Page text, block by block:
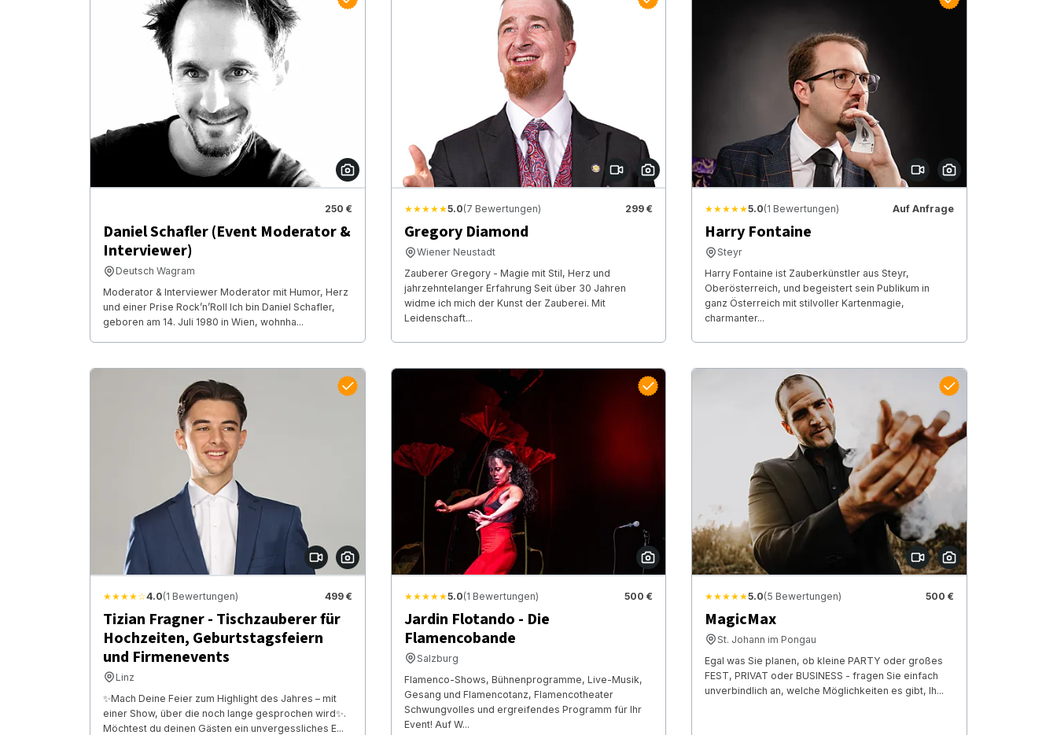
250 €
Daniel Schafler (Event Moderator &
Interviewer)
Deutsch Wagram
Moderator & Interviewer Moderator mit Humor, Herz
und einer Prise Rock’n’Roll Ich bin Daniel Schafler,
geboren am 14. Juli 1980 in Wien, wohnha...
★★★★★5.0(7 Bewertungen) 299 €
Gregory Diamond
Wiener Neustadt
Zauberer Gregory - Magie mit Stil, Herz und
jahrzehntelanger Erfahrung Seit über 30 Jahren
widme ich mich der Kunst der Zauberei. Mit
Leidenschaft...
★★★★★5.0(1 Bewertungen) Auf Anfrage
Harry Fontaine
Steyr
Harry Fontaine ist Zauberkünstler aus Steyr,
Oberösterreich, und begeistert sein Publikum in
ganz Österreich mit stilvoller Kartenmagie,
charmanter...
★★★★☆4.0(1 Bewertungen) 499 €
Tizian Fragner - Tischzauberer für
Hochzeiten, Geburtstagsfeiern
und Firmenevents
Linz
✨Mach Deine Feier zum Highlight des Jahres – mit
einer Show, über die noch lange gesprochen wird✨.
Möchtest du deinen Gästen ein unvergessliches E...
★★★★★5.0(1 Bewertungen) 500 €
Jardin Flotando - Die
Flamencobande
Salzburg
Flamenco-Shows, Bühnenprogramme, Live-Musik,
Gesang und Flamencotanz, Flamencotheater
Schwungvolles und ergreifendes Programm für Ihr
Event! Auf W...
★★★★★5.0(5 Bewertungen) 500 €
MagicMax
St. Johann im Pongau
Egal was Sie planen, ob kleine PARTY oder großes
FEST, PRIVAT oder BUSINESS - fragen Sie einfach
unverbindlich an, welche Möglichkeiten es gibt, Ih...